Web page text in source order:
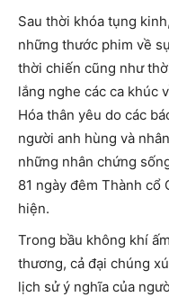
Sau thời khóa tụng
những thước phim về
thời chiến cũng như
lắng nghe các ca khúc
Hóa thân yêu do các
người anh hùng và
những nhân chứng
81 ngày đêm Thành cổ
hiện.
Trong bầu không khí
thương, cả đại chúng
lịch sử ý nghĩa của